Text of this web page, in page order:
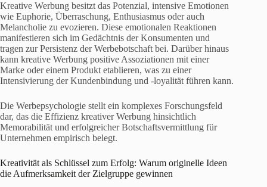
Kreative Werbung besitzt das Potenzial, intensive Emotionen
wie Euphorie, Überraschung, Enthusiasmus oder auch
Melancholie zu evozieren. Diese emotionalen Reaktionen
manifestieren sich im Gedächtnis der Konsumenten und
tragen zur Persistenz der Werbebotschaft bei. Darüber hinaus
kann kreative Werbung positive Assoziationen mit einer
Marke oder einem Produkt etablieren, was zu einer
Intensivierung der Kundenbindung und -loyalität führen kann.
Die Werbepsychologie stellt ein komplexes Forschungsfeld
dar, das die Effizienz kreativer Werbung hinsichtlich
Memorabilität und erfolgreicher Botschaftsvermittlung für
Unternehmen empirisch belegt.
Kreativität als Schlüssel zum Erfolg: Warum originelle Ideen
die Aufmerksamkeit der Zielgruppe gewinnen